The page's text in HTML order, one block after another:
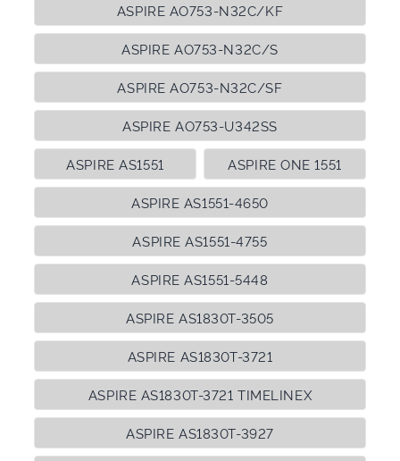
ASPIRE AO753-N32C/KF
ASPIRE AO753-N32C/S
ASPIRE AO753-N32C/SF
ASPIRE AO753-U342SS
ASPIRE AS1551
ASPIRE AS1551-4650
ASPIRE AS1551-4755
ASPIRE AS1551-5448
ASPIRE AS1830T-3505
ASPIRE AS1830T-3721
ASPIRE AS1830T-3721 TIMELINEX
ASPIRE AS1830T-3927
ASPIRE ONE 1551